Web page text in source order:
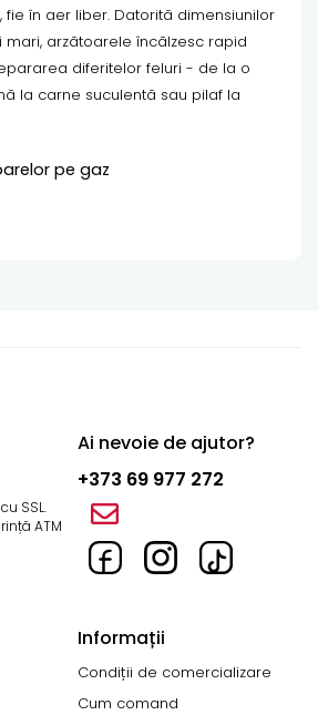
fie în aer liber. Datorită dimensiunilor
arzătoarele încălzesc rapid
diferitelor feluri - de la o
la carne suculentă sau pilaf la
pe gaz
uniformă a căldurii.
lung.
arzător pe gaz?
și a tocănițelor - mai ales
SSL.
ATM
Ai nevoie de ajutor?
+373 69 977 272
Informații
Condiții de comercializare
Cum comand